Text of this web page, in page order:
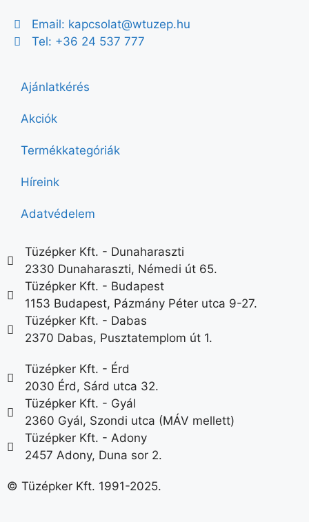
Email: kapcsolat@wtuzep.hu
Tel: +36 24 537 777
Ajánlatkérés
Akciók
Termékkategóriák
Híreink
Adatvédelem
Tüzépker Kft. - Dunaharaszti
2330 Dunaharaszti, Némedi út 65.
Tüzépker Kft. - Budapest
1153 Budapest, Pázmány Péter utca 9-27.
Tüzépker Kft. - Dabas
2370 Dabas, Pusztatemplom út 1.
Tüzépker Kft. - Érd
2030 Érd, Sárd utca 32.
Tüzépker Kft. - Gyál
2360 Gyál, Szondi utca (MÁV mellett)
Tüzépker Kft. - Adony
2457 Adony, Duna sor 2.
© Tüzépker Kft. 1991-2025.